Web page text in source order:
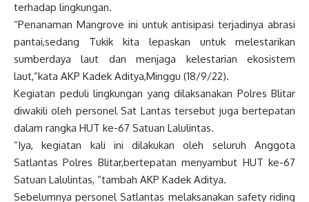
terhadap lingkungan.
“Penanaman Mangrove ini untuk antisipasi terjadinya abrasi
pantai,sedang Tukik kita lepaskan untuk melestarikan
sumberdaya laut dan menjaga kelestarian ekosistem
laut,”kata AKP Kadek Aditya,Minggu (18/9/22).
Kegiatan peduli lingkungan yang dilaksanakan Polres Blitar
diwakili oleh personel Sat Lantas tersebut juga bertepatan
dalam rangka HUT ke-67 Satuan Lalulintas.
“Iya, kegiatan kali ini dilakukan oleh seluruh Anggota
Satlantas Polres Blitar,bertepatan menyambut HUT ke-67
Satuan Lalulintas, “tambah AKP Kadek Aditya.
Sebelumnya personel Satlantas melaksanakan safety riding